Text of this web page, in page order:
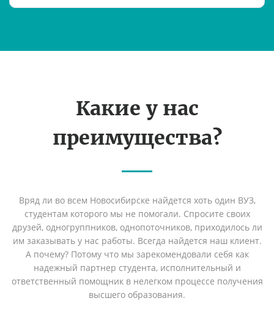
Какие у нас
преимущества?
Вряд ли во всем Новосибирске найдется хоть один ВУЗ,
студентам которого мы не помогали. Спросите своих
друзей, одногруппников, однопоточников, приходилось ли
им заказывать у нас работы. Всегда найдется наш клиент.
А почему? Потому что мы зарекомендовали себя как
надежный партнер студента, исполнительный и
ответственный помощник в нелегком процессе получения
высшего образования.